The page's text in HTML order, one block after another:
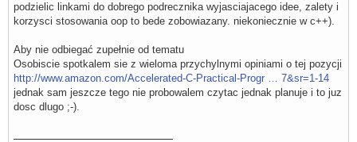
podzielic linkami do dobrego podrecznika wyjasciajacego idee, zalety i
korzysci stosowania oop to bede zobowiazany. niekoniecznie w c++).
Aby nie odbiegać zupełnie od tematu
Osobiscie spotkalem sie z wieloma przychylnymi opiniami o tej pozycji
http://www.amazon.com/Accelerated-C-Practical-Progr … 7&sr=1-14
jednak sam jeszcze tego nie probowalem czytac jednak planuje i to juz
dosc dlugo ;-).